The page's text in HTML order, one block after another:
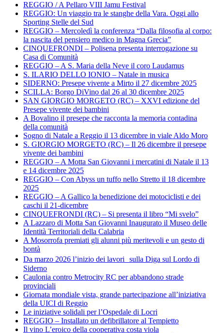
REGGIO / A Pellaro VIII Jamu Festival
REGGIO: Un viaggio tra le stanghe della Vara. Oggi allo
Sporting Stelle del Sud
REGGIO – Mercoledì la conferenza “Dalla filosofia al corpo:
la nascita del pensiero medico in Magna Grecia”
CINQUEFRONDI – Polisena presenta interrogazione su
Casa di Comunità
REGGIO – A S. Maria della Neve il coro Laudamus
S. ILARIO DELLO IONIO – Natale in musica
SIDERNO: Presepe vivente a Mirto il 27 dicembre 2025
SCILLA: Borgo DiVino dal 26 al 30 dicembre 2025
SAN GIORGIO MORGETO (RC) – XXVI edizione del
Presepe vivente dei bambini
A Bovalino il presepe che racconta la memoria contadina
della comunità
Sogno di Natale a Reggio il 13 dicembre in viale Aldo Moro
S. GIORGIO MORGETO (RC) – Il 26 dicembre il presepe
vivente dei bambini
REGGIO – A Motta San Giovanni i mercatini di Natale il 13
e 14 dicembre 2025
REGGIO – Con Abyss un tuffo nello Stretto il 18 dicembre
2025
REGGIO – A Gallico la benedizione dei motociclisti e dei
caschi il 21-dicembre
CINQUEFRONDI (RC) – Si presenta il libro “Mi svelo”
A Lazzaro di Motta San Giovanni Inaugurato il Museo delle
Identità Territoriali della Calabria
A Mosorrofa premiati gli alunni più meritevoli e un gesto di
bontà
Da marzo 2026 l’inizio dei lavori sulla Diga sul Lordo di
Siderno
Caulonia contro Metrocity RC per abbandono strade
provinciali
Giornata mondiale vista, grande partecipazione all’iniziativa
della UICI di Reggio
Le iniziative solidali per l’Ospedale di Locri
REGGIO – Installato un defibrillatore al Tempietto
Il vino L’eroico della cooperativa costa viola